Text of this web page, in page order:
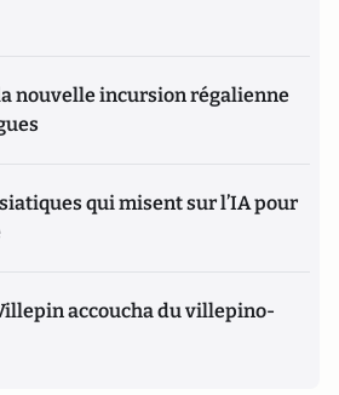
nouvelle incursion régalienne
qui misent sur l’IA pour
accoucha du villepino-